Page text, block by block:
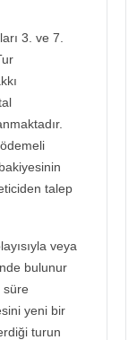
3. ve 7.
talep
veya
bulunur
süre
yeni bir
turun